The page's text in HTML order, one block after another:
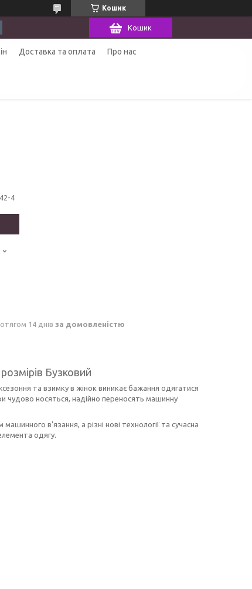
Кошик
Кошик
Доставка та оплата Про нас
4
14 днів за домовленістю
Бузковий
та взимку в жінок виникає бажання одягатися
чудово носяться, надійно переносять машинну
в'язання, а різні нові технології та сучасна
одягу.